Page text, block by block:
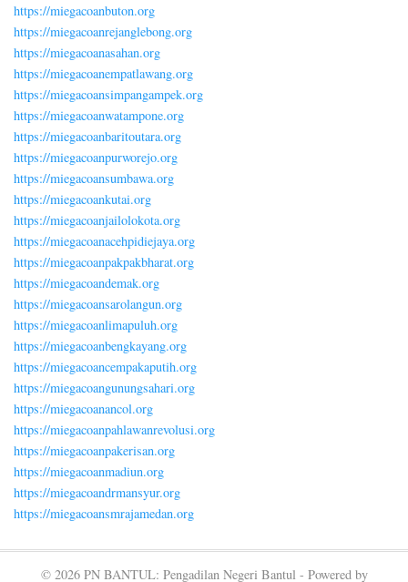
https://miegacoanbuton.org
https://miegacoanrejanglebong.org
https://miegacoanasahan.org
https://miegacoanempatlawang.org
https://miegacoansimpangampek.org
https://miegacoanwatampone.org
https://miegacoanbaritoutara.org
https://miegacoanpurworejo.org
https://miegacoansumbawa.org
https://miegacoankutai.org
https://miegacoanjailolokota.org
https://miegacoanacehpidiejaya.org
https://miegacoanpakpakbharat.org
https://miegacoandemak.org
https://miegacoansarolangun.org
https://miegacoanlimapuluh.org
https://miegacoanbengkayang.org
https://miegacoancempakaputih.org
https://miegacoangunungsahari.org
https://miegacoanancol.org
https://miegacoanpahlawanrevolusi.org
https://miegacoanpakerisan.org
https://miegacoanmadiun.org
https://miegacoandrmansyur.org
https://miegacoansmrajamedan.org
© 2026 PN BANTUL: Pengadilan Negeri Bantul - Powered by